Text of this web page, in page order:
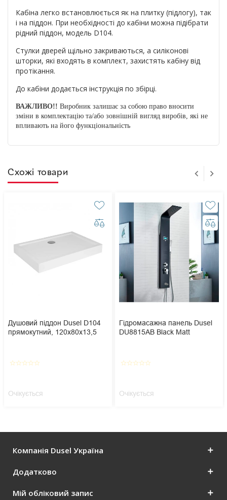
Кабіна легко встановлюється як на плитку (підлогу), так
і на піддон. При необхідності до кабіни можна підібрати
рідний піддон, модель D104.
Стулки дверей щільно закриваються, а силіконові
шторки, які входять в комплект, захистять кабіну від
протікання.
До кабіни додається інструкція по збірці.
ВАЖЛИВО!! Виробник залишає за собою право вносити
зміни в комплектацію та/або зовнішній вигляд виробів, які не
впливають на його функціональність
Схожі товари
Душовий піддон Dusel D104
прямокутний, 120х80х13,5
star_borderstar_borderstar_borderstar_borderstar_border
Очікується
Гідромасажна панель Dusel
DU8815АВ Black Matt
star_borderstar_borderstar_borderstar_borderstar_border
Очікується
Компанія Dusel Україна
Додатково
Мій обліковий запис